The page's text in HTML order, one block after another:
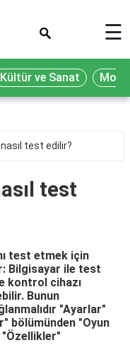
☰
Kültür ve Sanat
test edilir?
test
test etmek için
Bilgisayar ile test
kontrol cihazı
Bunun
"Ayarlar"
bölümünden "Oyun
"Özellikler"